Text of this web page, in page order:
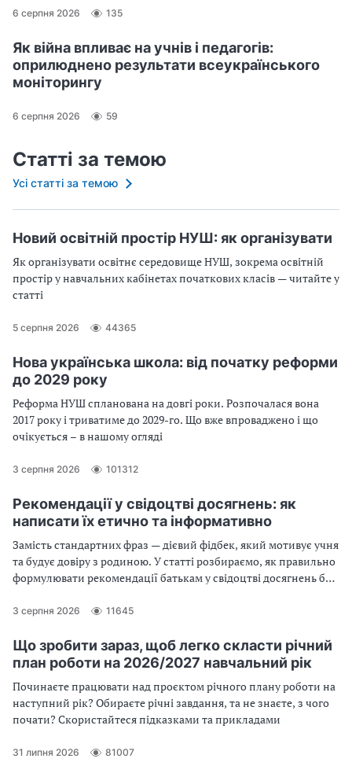
6 серпня 2026 135
Як війна впливає на учнів і педагогів:
оприлюднено результати всеукраїнського
моніторингу
6 серпня 2026 59
Статті за темою
Усі статті за темою
Новий освітній простір НУШ: як організувати
Як організувати освітнє середовище НУШ, зокрема освітній
простір у навчальних кабінетах початкових класів — читайте у
статті
5 серпня 2026 44365
Нова українська школа: від початку реформи
до 2029 року
Реформа НУШ спланована на довгі роки. Розпочалася вона
2017 року і триватиме до 2029-го. Що вже впроваджено і що
очікується – в нашому огляді
3 серпня 2026 101312
Рекомендації у свідоцтві досягнень: як
написати їх етично та інформативно
Замість стандартних фраз — дієвий фідбек, який мотивує учня
та будує довіру з родиною. У статті розбираємо, як правильно
формулювати рекомендації батькам у свідоцтві досягнень без
готові зразки коментарів - читайте та використовуйте
3 серпня 2026 11645
Що зробити зараз, щоб легко скласти річний
план роботи на 2026/2027 навчальний рік
Починаєте працювати над проєктом річного плану роботи на
наступний рік? Обираєте річні завдання, та не знаєте, з чого
почати? Скористайтеся підказками та прикладами
31 липня 2026 81007